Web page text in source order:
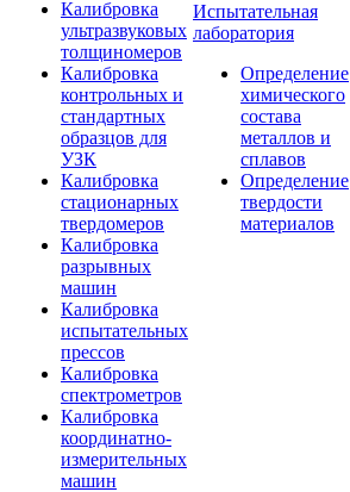
Калибровка
ультразвуковых
толщиномеров
Калибровка
контрольных и
стандартных
образцов для
УЗК
Калибровка
стационарных
твердомеров
Калибровка
разрывных
машин
Калибровка
испытательных
прессов
Калибровка
спектрометров
Калибровка
координатно-
измерительных
машин
Испытательная
лаборатория
Определение
химического
состава
металлов и
сплавов
Определение
твердости
материалов